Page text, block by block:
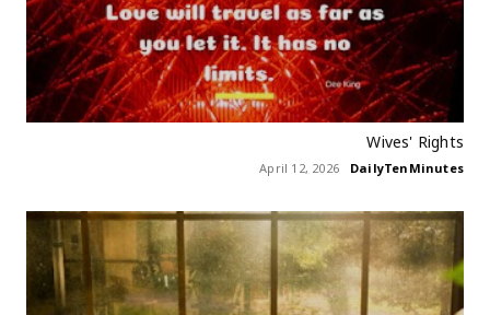
Wives' Rights
DailyTenMinutes
April 12, 2026